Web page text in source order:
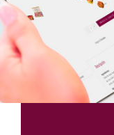
Tienda online